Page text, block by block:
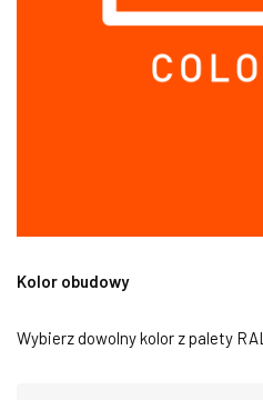
Kolor obudowy
Wybierz dowolny kolor z palety RAL